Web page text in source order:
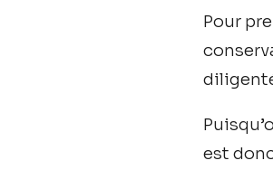
Pour
est